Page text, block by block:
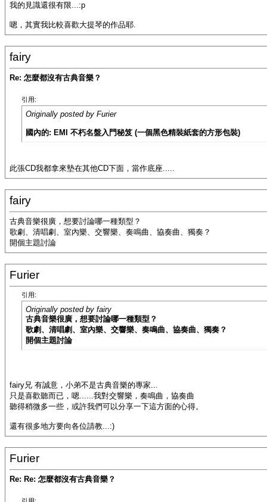
我的見識還很有限...:p
嗯，其實我比較喜歡大提琴的作品耶.
fairy
Re: 怎麼都沒有古典音樂？
引用:
Originally posted by Furier
國內的: EMI 不朽名盤入門秘笈 (一個黑色精裝紙套的方形包裝)
此張CD我都拿來墊在其他CD下面，當作底座.....
fairy
古典音樂很廣，想要討論哪一種類型？
歌劇、清唱劇、室內樂、交響樂、奏鳴曲、協奏曲、獨奏？
開個主題討論
Furier
引用:
Originally posted by fairy
古典音樂很廣，想要討論哪一種類型？
歌劇、清唱劇、室內樂、交響樂、奏鳴曲、協奏曲、獨奏？
開個主題討論
fairy兄 有誠意，小弟不是古典音樂的專家...
只是喜歡聽而已，嗯......我對交響樂，奏鳴曲，協奏曲
聽得稍微多一些，或許我們可以分享一下這方面的心得。
還有很多地方要向各位請教...:)
Furier
Re: Re: 怎麼都沒有古典音樂？